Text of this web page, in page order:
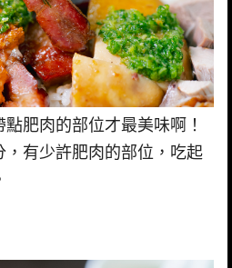
肥肉的部位才最美味啊！
有少許肥肉的部位，吃起